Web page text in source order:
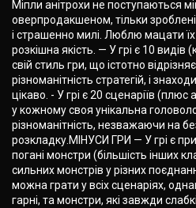
Міпли анітрохи не поступаються
оверпродакшеном, тільки
і страшенно милі. Люблю мацати
розкішна якість. — У грі є 10 видів
свій стиль гри, що істотно
різноманітність стратегій, і
цікаво. - У грі є 20 сценаріїв
у кожному своя унікальна
різноманітність, незважаючи на
розкладку.МІНУСИ ГРИ — У грі є
погані монстри (більшість інших
сильних монстрів у різних
можна грати у всіх сценаріях,
гарні, та монстри, які завжди